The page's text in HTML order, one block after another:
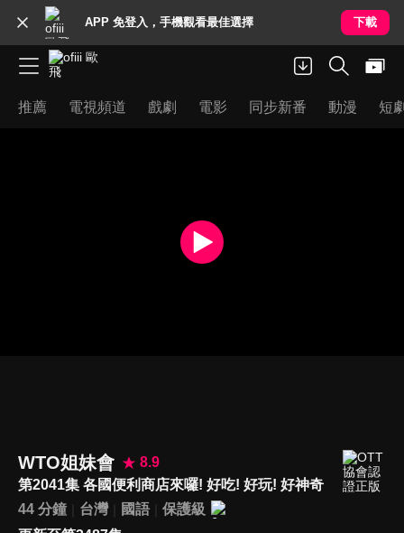
APP 免登入，手機觀看最佳選擇 下載
推薦 電視頻道 戲劇 電影 同步新番 動漫 短
WTO姐妹會
8.9
第2041集 各國便利商店來囉! 好吃! 好玩! 好神奇
44 分鐘
台灣 國語
保護級